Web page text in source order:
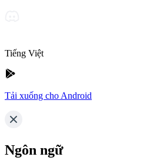
Tiếng Việt
Tải xuống cho Android
Ngôn ngữ